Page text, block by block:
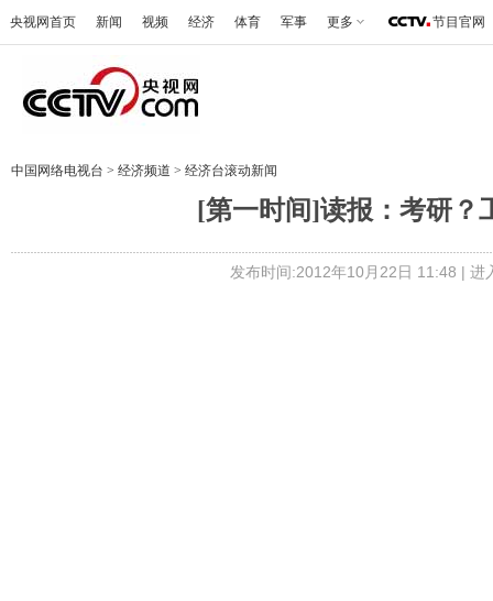
央视网首页 新闻 视频 经济 体育 军事 更多 节目官网
中国网络电视台 > 经济频道 > 经济台滚动新闻
[第一时间]读报：考研？
发布时间:2012年10月22日 11:48 | 进